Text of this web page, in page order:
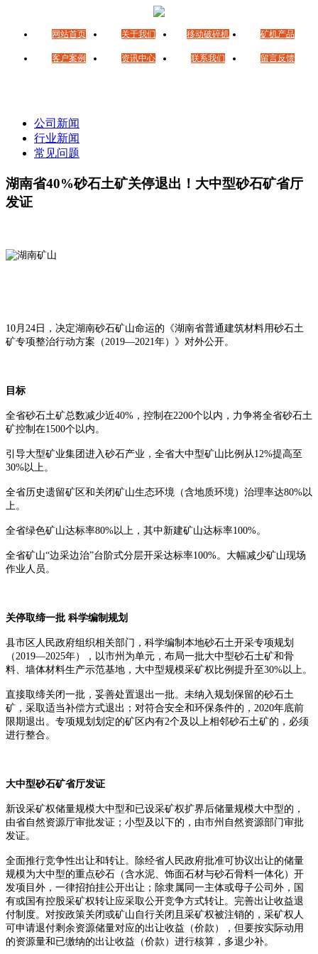
网站首页 关于我们 移动破碎机 矿机产品
客户案例 资讯中心 联系我们 留言反馈
公司新闻
行业新闻
常见问题
湖南省40%砂石土矿关停退出！大中型砂石矿省厅
发证
10月24日，决定湖南砂石矿山命运的《湖南省普通建筑材料用砂石土
矿专项整治行动方案（2019—2021年）》对外公开。
目标
全省砂石土矿总数减少近40%，控制在2200个以内，力争将全省砂石土
矿控制在1500个以内。
引导大型矿业集团进入砂石产业，全省大中型矿山比例从12%提高至
30%以上。
全省历史遗留矿区和关闭矿山生态环境（含地质环境）治理率达80%以
上。
全省绿色矿山达标率80%以上，其中新建矿山达标率100%。
全省矿山“边采边治”台阶式分层开采达标率100%。大幅减少矿山现场
作业人员。
关停取缔一批 科学编制规划
县市区人民政府组织相关部门，科学编制本地砂石土开采专项规划
（2019—2025年），以市州为单元，布局一批大中型砂石土矿和骨
料、墙体材料生产示范基地，大中型规模采矿权比例提升至30%以上。
直接取缔关闭一批，妥善处置退出一批。未纳入规划保留的砂石土
矿，采取适当补偿方式退出；对符合安全和环保条件的，2020年底前
限期退出。专项规划划定的矿区内有2个及以上相邻砂石土矿的，必须
进行整合。
大中型砂石矿省厅发证
新设采矿权储量规模大中型和已设采矿权扩界后储量规模大中型的，
由省自然资源厅审批发证；小型及以下的，由市州自然资源部门审批
发证。
全面推行竞争性出让和转让。除经省人民政府批准可协议出让的储量
规模为大中型的重点砂石（含水泥、饰面石材与砂石骨料一体化）开
发项目外，一律招拍挂公开出让；除隶属同一主体或母子公司外，国
有或国有控股采矿权转让应采取公开竞争方式转让。 完善出让收益退
付制度。对按政策关闭或矿山自行关闭且采矿权被注销的，采矿权人
可申请退付剩余资源储量对应的出让收益（价款），但要按实际动用
的资源量和已缴纳的出让收益（价款）进行核算，多退少补。